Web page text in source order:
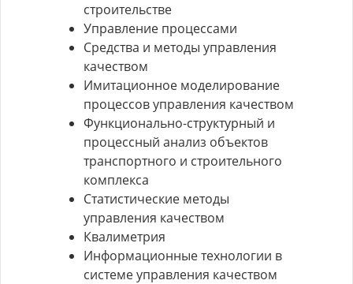
строительстве
Управление процессами
Средства и методы управления
качеством
Имитационное моделирование
процессов управления качеством
Функционально-структурный и
процессный анализ объектов
транспортного и строительного
комплекса
Статистические методы
управления качеством
Квалиметрия
Информационные технологии в
системе управления качеством